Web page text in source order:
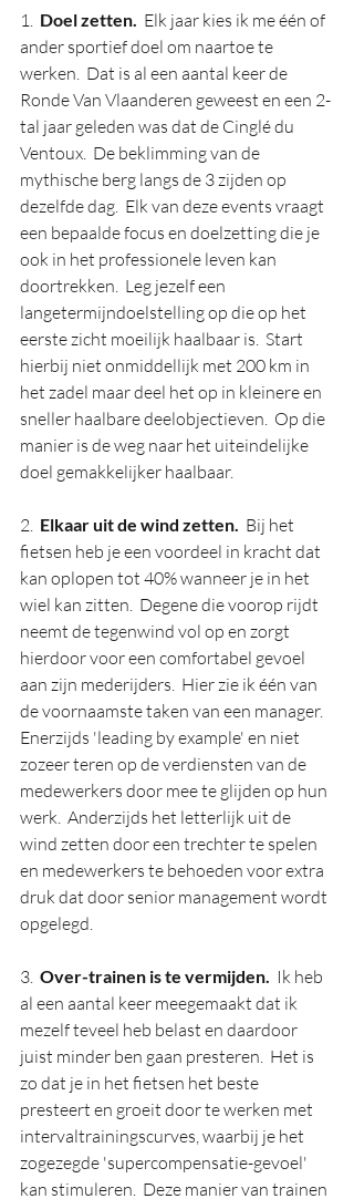
1. Doel zetten.
  Elk jaar kies ik me één of
ander sportief doel om naartoe te
werken.  Dat is al een aantal keer de
Ronde Van Vlaanderen geweest en een 2-
tal jaar geleden was dat de Cinglé du
Ventoux.  De beklimming van de
mythische berg langs de 3 zijden op
dezelfde dag.  Elk van deze events vraagt
een bepaalde focus en doelzetting die je
ook in het professionele leven kan
doortrekken.  Leg jezelf een
langetermijndoelstelling op die op het
eerste zicht moeilijk haalbaar is.  Start
hierbij niet onmiddellijk met 200 km in
het zadel maar deel het op in kleinere en
sneller haalbare deelobjectieven.  Op die
manier is de weg naar het uiteindelijke
doel gemakkelijker haalbaar.
2. Elkaar uit de wind zetten.
  Bij het
fietsen heb je een voordeel in kracht dat
kan oplopen tot 40% wanneer je in het
wiel kan zitten.  Degene die voorop rijdt
neemt de tegenwind vol op en zorgt
hierdoor voor een comfortabel gevoel
aan zijn mederijders.  Hier zie ik één van
de voornaamste taken van een manager.
Enerzijds 'leading by example' en niet
zozeer teren op de verdiensten van de
medewerkers door mee te glijden op hun
werk.  Anderzijds het letterlijk uit de
wind zetten door een trechter te spelen
en medewerkers te behoeden voor extra
druk dat door senior management wordt
opgelegd.
3. Over-trainen is te vermijden.
  Ik heb
al een aantal keer meegemaakt dat ik
mezelf teveel heb belast en daardoor
juist minder ben gaan presteren.  Het is
zo dat je in het fietsen het beste
presteert en groeit door te werken met
intervaltrainingscurves, waarbij je het
zogezegde 'supercompensatie-gevoel'
kan stimuleren.  Deze manier van trainen